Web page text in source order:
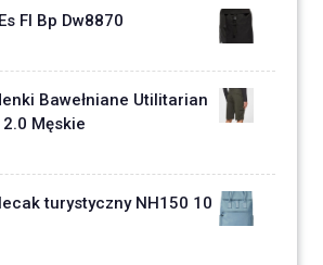
Fl Bp Dw8870
Bawełniane Utilitarian
Męskie
turystyczny NH150 10